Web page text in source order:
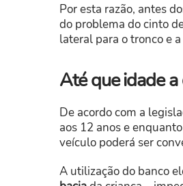
Por esta razão, antes
do problema do cinto
lateral para o tronco e
Até que idade
De acordo com a
aos 12 anos e
veículo poderá ser
A utilização do banco